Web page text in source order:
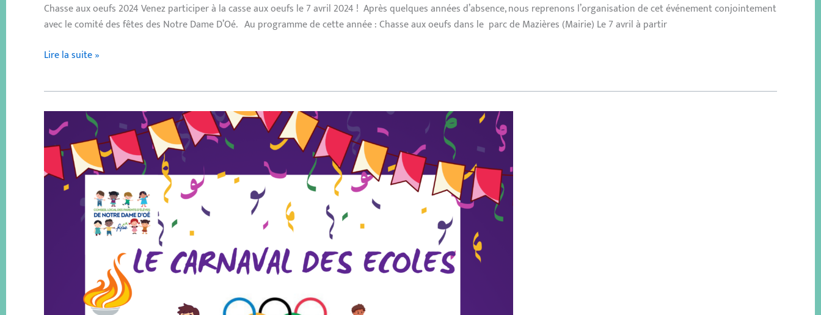
Chasse aux oeufs 2024 Venez participer à la casse aux oeufs le 7 avril 2024 ! Après quelques années d’absence, nous reprenons l’organisation de cet événement conjointement
avec le comité des fêtes des Notre Dame D’Oé. Au programme de cette année : Chasse aux oeufs dans le parc de Mazières (Mairie) Le 7 avril à partir
Lire la suite »
Carnaval
2024